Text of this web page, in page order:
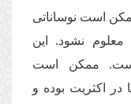
است نوساناتى
نشود. این
ممكن است
اكثریت بوده و